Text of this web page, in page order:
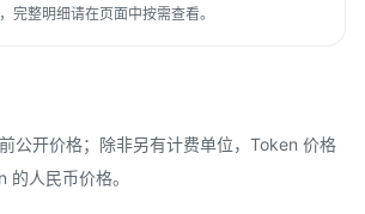
完整明细请在页面中按需查看。
公开价格；除非另有计费单位，Token 价格
人民币价格。